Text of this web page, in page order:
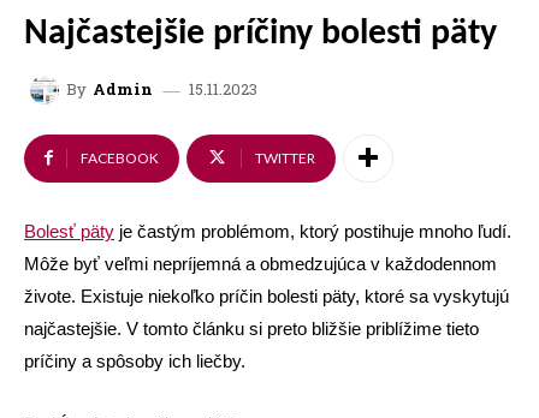
Najčastejšie príčiny bolesti päty
By Admin 15.11.2023
FACEBOOK TWITTER
Bolesť päty je častým problémom, ktorý postihuje mnoho ľudí.
Môže byť veľmi nepríjemná a obmedzujúca v každodennom
živote. Existuje niekoľko príčin bolesti päty, ktoré sa vyskytujú
najčastejšie. V tomto článku si preto bližšie priblížime tieto
príčiny a spôsoby ich liečby.